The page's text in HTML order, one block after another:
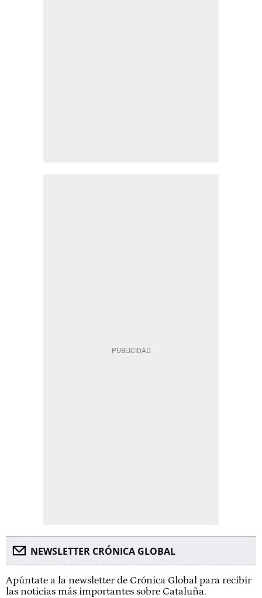
NEWSLETTER CRÓNICA GLOBAL
Apúntate a la newsletter de Crónica Global para recibir
las noticias más importantes sobre Cataluña.